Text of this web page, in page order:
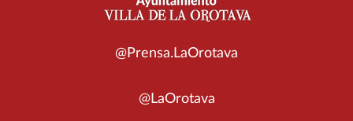
@Prensa.LaOrotava
@LaOrotava